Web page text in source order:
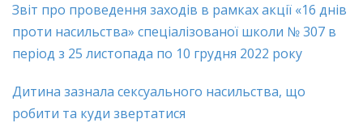
Звіт про проведення заходів в рамках акції «16 днів
проти насильства» спеціалізованої школи № 307 в
період з 25 листопада по 10 грудня 2022 року
Дитина зазнала сексуального насильства, що
робити та куди звертатися